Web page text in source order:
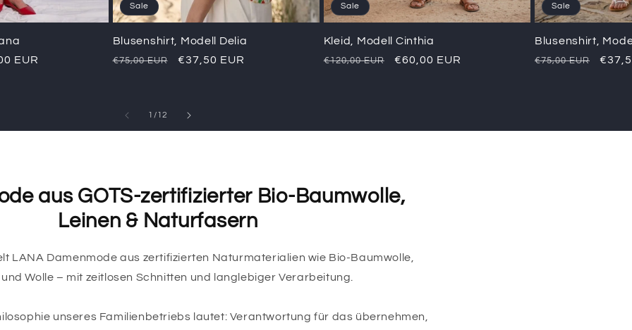
EUR
Sale
Blusenshirt, Modell Delia
Normaler
€75,00 EUR Verkaufspreis
€37,50 EUR
Sale
Kleid, Modell Cinthia
Normaler
€120,00 EUR Verkaufspreis
€60,00 EUR
Sale
Blusenshirt,
Normaler
€75,00 EUR
1 /von
12
aus GOTS-zertifizierter Bio-Baumwolle,
Leinen & Naturfasern
LANA Damenmode aus zertifizierten Naturmaterialien wie Bio-Baumwolle,
und Wolle – mit zeitlosen Schnitten und langlebiger Verarbeitung.
unseres Familienbetriebs lautet: Verantwortung für das übernehmen,